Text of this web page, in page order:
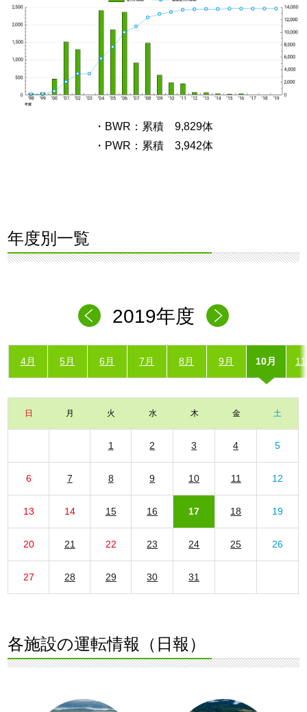
・BWR：累積 9,829体
・PWR：累積 3,942体
年度別一覧
2019年度
4月 5月 6月 7月 8月 9月 10月
日 月 火 水 木 金 土
1 2 3 4 5
6 7 8 9 10 11 12
13 14 15 16 17 18 19
20 21 22 23 24 25 26
27 28 29 30 31
各施設の運転情報（日報）